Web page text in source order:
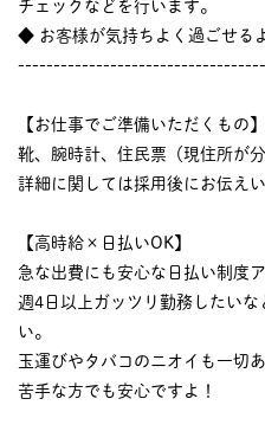
チェックなどを行います。
◆ お客様が気持ちよく過ごせる
【お仕事でご準備いただくもの】
靴、腕時計、住民票（現住所が
詳細に関しては採用後にお伝え
【高時給×日払いOK】
急な出費にも安心な日払い制度ア
週4日以上ガッツリ勤務したい
い。
玉運びやタバコのニオイも一切
苦手な方でも安心ですよ！